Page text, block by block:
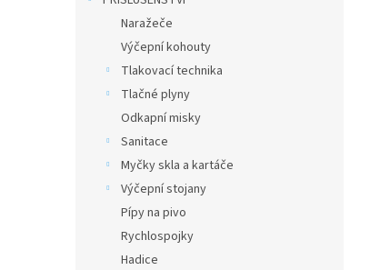
Naražeče
Výčepní kohouty
Tlakovací technika
Tlačné plyny
Odkapní misky
Sanitace
Myčky skla a kartáče
Výčepní stojany
Pípy na pivo
Rychlospojky
Hadice